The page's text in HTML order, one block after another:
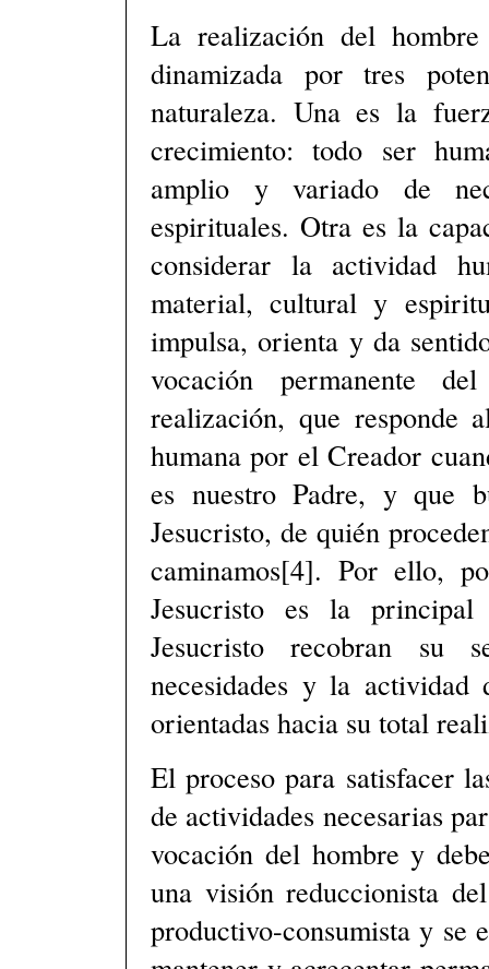
La realización del hombre
dinamizada por tres
naturaleza. Una es la
crecimiento: todo ser
amplio y variado de
espirituales. Otra es la
considerar la actividad
material, cultural y
impulsa, orienta y da
vocación permanente
realización, que responde
humana por el Creador
es nuestro Padre, y que
Jesucristo, de quién
caminamos[4]. Por ello,
Jesucristo es la
Jesucristo recobran su
necesidades y la actividad
orientadas hacia su total
El proceso para satisfacer
de actividades necesarias
vocación del hombre y
una visión reduccionista
productivo-consumista y se